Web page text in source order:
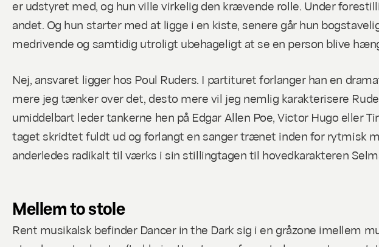
er udstyret med, og hunvillevirkelig den krævende rolle. Under
andet. Og hun starter med at ligge i en kiste, senere går hun
medrivende og samtidig utroligt ubehageligt at se en person blive
Nej, ansvaret ligger hos Poul Ruders. I partituret forlanger han en
mere jeg tænker over det, desto mere vil jeg nemlig karakterisere
umiddelbart leder tankerne hen på Edgar Allen Poe, Victor Hugo eller
taget skridtet fuldt ud og forlangt en sanger trænet inden for rytmisk
anderledes radikalt til værks i sin stillingtagen til hovedkarakteren
Mellem to stole
Rent musikalsk befinderDancer in the Dark sig i en gråzone imellem